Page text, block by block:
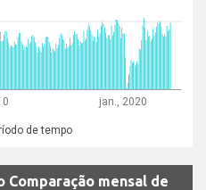
jan., 2020
de tempo
mensal de